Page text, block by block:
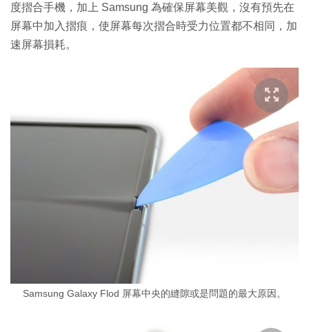
度摺合手機，加上 Samsung 為確保屏幕美觀，沒有預先在
屏幕中加入摺痕，使屏幕每次摺合時受力位置都不相同，加
速屏幕損耗。
Samsung Galaxy Flod 屏幕中央的縫隙或是問題的最大原因。